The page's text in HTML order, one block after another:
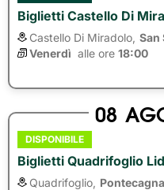
Biglietti Castello Di
Castello Di Miradolo, San
Venerdì alle ore 18:00
08
DISPONIBILE
Biglietti Quadrifoglio
Quadrifoglio,